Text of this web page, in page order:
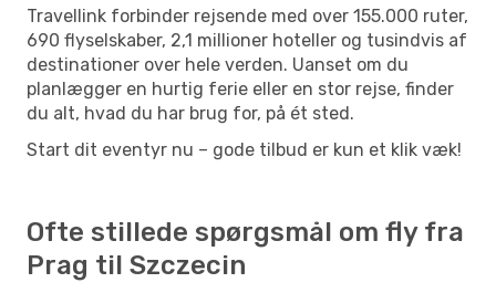
Travellink forbinder rejsende med over 155.000 ruter,
690 flyselskaber, 2,1 millioner hoteller og tusindvis af
destinationer over hele verden. Uanset om du
planlægger en hurtig ferie eller en stor rejse, finder
du alt, hvad du har brug for, på ét sted.
Start dit eventyr nu – gode tilbud er kun et klik væk!
Ofte stillede spørgsmål om fly fra
Prag til Szczecin